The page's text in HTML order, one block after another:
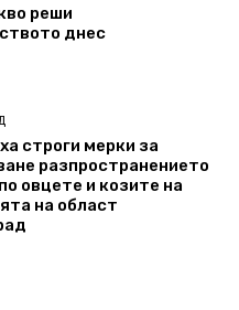
реши
днес
строги мерки за
разпространението
овцете и козите на
на област